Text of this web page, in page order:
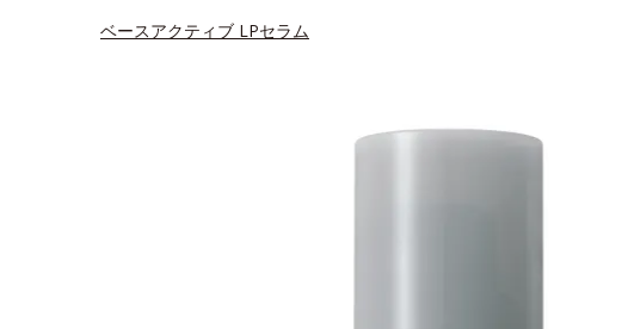
ベースアクティブ LPセラム